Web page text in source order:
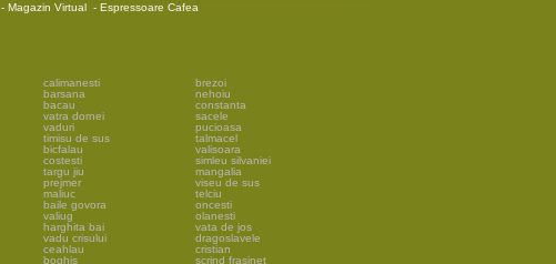
- Magazin Virtual - Espressoare Cafea
calimanesti
barsana
bacau
vatra dornei
vaduri
timisu de sus
bicfalau
costesti
targu jiu
prejmer
maliuc
baile govora
valiug
harghita bai
vadu crisului
ceahlau
boghis
brezoi
nehoiu
constanta
sacele
pucioasa
talmacel
valisoara
simleu silvaniei
mangalia
viseu de sus
telciu
oncesti
olanesti
vata de jos
dragoslavele
cristian
scrind frasinet